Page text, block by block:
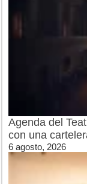
Agenda del
con una
6 agosto, 2026